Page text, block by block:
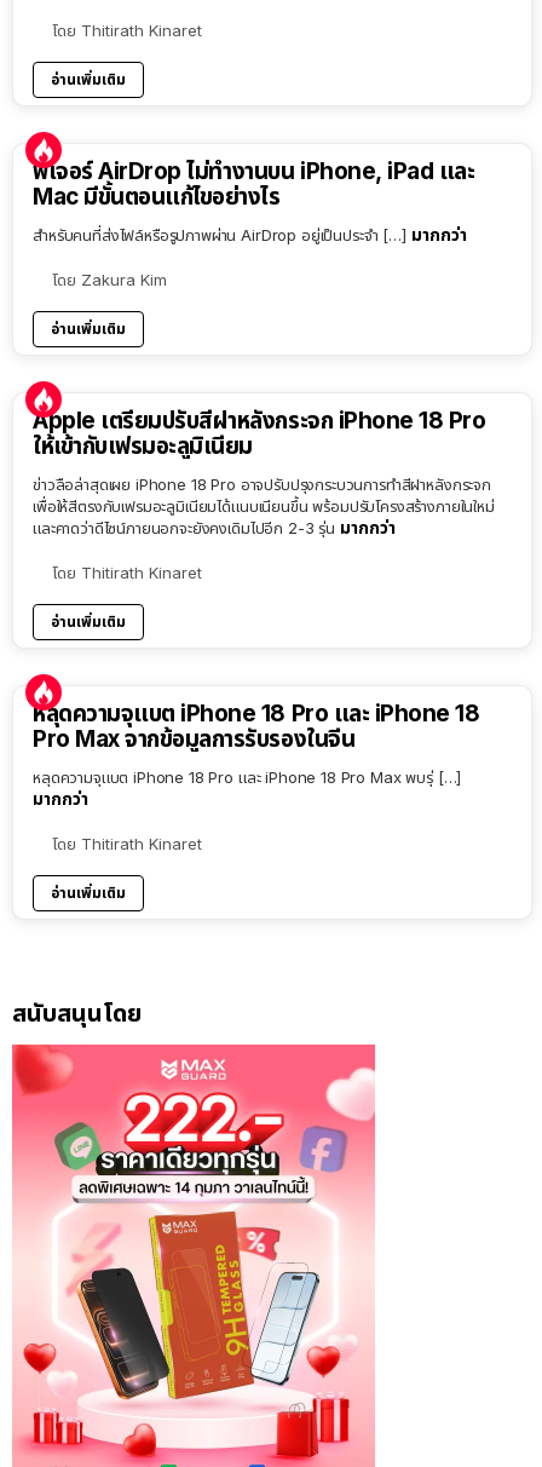
โดย Thitirath Kinaret
อ่านเพิ่มเติม
ฟีเจอร์ AirDrop ไม่ทำงานบน iPhone, iPad และ
Mac มีขั้นตอนแก้ไขอย่างไร
สำหรับคนที่ส่งไฟล์หรือรูปภาพผ่าน AirDrop อยู่เป็นประจำ […] มากกว่า
โดย Zakura Kim
อ่านเพิ่มเติม
Apple เตรียมปรับสีฝาหลังกระจก iPhone 18 Pro
ให้เข้ากับเฟรมอะลูมิเนียม
ข่าวลือล่าสุดเผย iPhone 18 Pro อาจปรับปรุงกระบวนการทำสีฝาหลังกระจก
เพื่อให้สีตรงกับเฟรมอะลูมิเนียมได้แนบเนียนขึ้น พร้อมปรับโครงสร้างภายในใหม่
และคาดว่าดีไซน์ภายนอกจะยังคงเดิมไปอีก 2-3 รุ่น มากกว่า
โดย Thitirath Kinaret
อ่านเพิ่มเติม
หลุดความจุแบต iPhone 18 Pro และ iPhone 18
Pro Max จากข้อมูลการรับรองในจีน
หลุดความจุแบต iPhone 18 Pro และ iPhone 18 Pro Max พบรุ่ […]
มากกว่า
โดย Thitirath Kinaret
อ่านเพิ่มเติม
สนับสนุนโดย